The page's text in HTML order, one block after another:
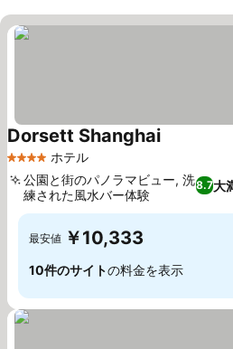
4 ホテルのランク
ホテル
Dorsett Shanghai料金を表示
8.7大
公園と街のパノラマビュー, 洗
練された風水バー体験
最安値 ￥10,333
10件のサイトの料金を表示